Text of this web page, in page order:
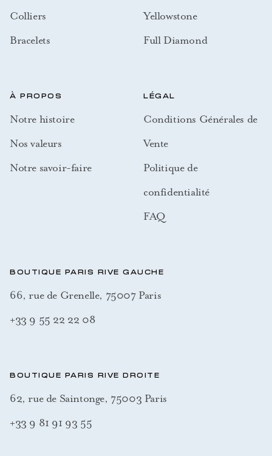
Colliers
Bracelets
Yellowstone
Full Diamond
À PROPOS
Notre histoire
Nos valeurs
Notre savoir-faire
LÉGAL
Conditions Générales de
Vente
Politique de
confidentialité
FAQ
BOUTIQUE PARIS RIVE GAUCHE
66, rue de Grenelle, 75007 Paris
+33 9 55 22 22 08
BOUTIQUE PARIS RIVE DROITE
62, rue de Saintonge, 75003 Paris
+33 9 81 91 93 55